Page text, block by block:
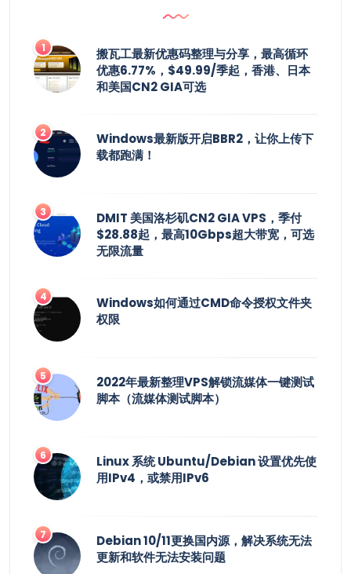
搬瓦工最新优惠码整理与分享，最高循环
优惠6.77%，$49.99/季起，香港、日本
和美国CN2 GIA可选
Windows最新版开启BBR2，让你上传下
载都跑满！
DMIT 美国洛杉矶CN2 GIA VPS，季付
$28.88起，最高10Gbps超大带宽，可选
无限流量
Windows如何通过CMD命令授权文件夹
权限
2022年最新整理VPS解锁流媒体一键测试
脚本（流媒体测试脚本）
Linux 系统 Ubuntu/Debian 设置优先使
用IPv4，或禁用IPv6
Debian 10/11更换国内源，解决系统无法
更新和软件无法安装问题